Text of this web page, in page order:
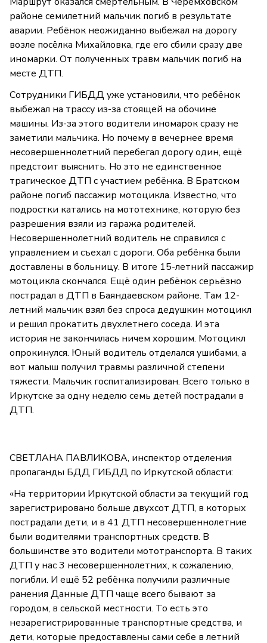
районе семилетний мальчик погиб в результате
аварии. Ребёнок неожиданно выбежал на дорогу
возле посёлка Михайловка, где его сбили сразу две
иномарки. От полученных травм мальчик погиб на
месте ДТП.
Сотрудники ГИБДД уже установили, что ребёнок
выбежал на трассу из-за стоящей на обочине
машины. Из-за этого водители иномарок сразу не
заметили мальчика. Но почему в вечернее время
несовершеннолетний перебегал дорогу один, ещё
предстоит выяснить. Но это не единственное
трагическое ДТП с участием ребёнка. В Братском
районе погиб пассажир мотоцикла. Известно, что
подростки катались на мототехнике, которую без
разрешения взяли из гаража родителей.
Несовершеннолетний водитель не справился с
управлением и съехал с дороги. Оба ребёнка были
доставлены в больницу. В итоге 15-летний пассажир
мотоцикла скончался. Ещё один ребёнок серьёзно
пострадал в ДТП в Баяндаевском районе. Там 12-
летний мальчик взял без спроса дедушкин мотоцикл
и решил прокатить двухлетнего соседа. И эта
история не закончилась ничем хорошим. Мотоцикл
опрокинулся. Юный водитель отделался ушибами, а
вот малыш получил травмы различной степени
тяжести. Мальчик госпитализирован. Всего только в
Иркутске за одну неделю семь детей пострадали в
ДТП.
СВЕТЛАНА ПАВЛИКОВА, инспектор отделения
пропаганды БДД ГИБДД по Иркутской области:
«На территории Иркутской области за текущий год
зарегистрировано больше двухсот ДТП, в которых
пострадали дети, и в 41 ДТП несовершеннолетние
были водителями транспортных средств. В
большинстве это водители мототранспорта. В таких
ДТП у нас 3 несовершеннолетних, к сожалению,
погибли. И ещё 52 ребёнка получили различные
ранения Данные ДТП чаще всего бывают за
городом, в сельской местности. То есть это
незарегистрированные транспортные средства, и
дети, которые предоставлены сами себе в летний